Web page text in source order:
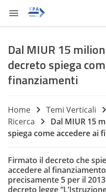
Dal MIUR 15
decreto spiega
finanziamenti
Home Temi Verticali
Ricerca
Dal MIUR 15
spiega come accedere ai
Firmato ildecreto che
accedere al
precisamente 5 per il
decreto legge